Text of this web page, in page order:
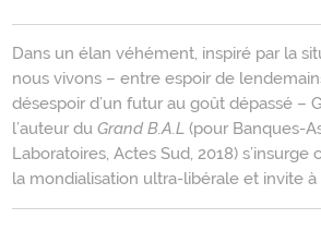
Introduction
Dans un élan véhément, inspiré par la
nous vivons – entre espoir de
désespoir d’un futur au goût dépassé –
l’auteur du Grand B.A.L (pour Banques-
Laboratoires, Actes Sud, 2018)
la mondialisation ultra-libérale et invite à